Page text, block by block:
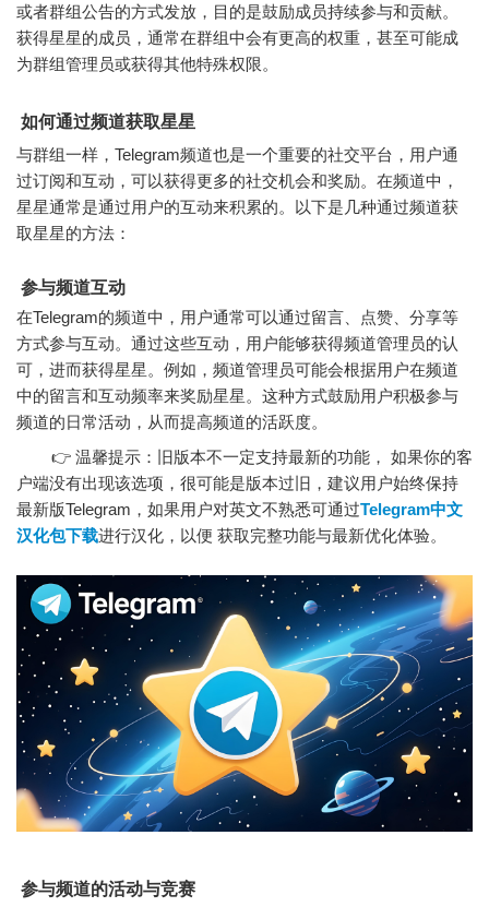
或者群组公告的方式发放，目的是鼓励成员持续参与和贡献。
获得星星的成员，通常在群组中会有更高的权重，甚至可能成
为群组管理员或获得其他特殊权限。
如何通过频道获取星星
与群组一样，Telegram频道也是一个重要的社交平台，用户通
过订阅和互动，可以获得更多的社交机会和奖励。在频道中，
星星通常是通过用户的互动来积累的。以下是几种通过频道获
取星星的方法：
参与频道互动
在Telegram的频道中，用户通常可以通过留言、点赞、分享等
方式参与互动。通过这些互动，用户能够获得频道管理员的认
可，进而获得星星。例如，频道管理员可能会根据用户在频道
中的留言和互动频率来奖励星星。这种方式鼓励用户积极参与
频道的日常活动，从而提高频道的活跃度。
👉 温馨提示：旧版本不一定支持最新的功能， 如果你的客
户端没有出现该选项，很可能是版本过旧，建议用户始终保持
最新版Telegram，如果用户对英文不熟悉可通过Telegram中文
汉化包下载进行汉化，以便 获取完整功能与最新优化体验。
参与频道的活动与竞赛